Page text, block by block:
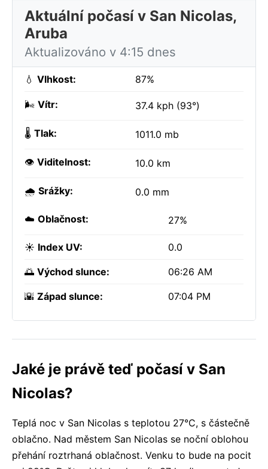
Aktuální počasí v San Nicolas,
Aruba
Aktualizováno v 4:15 dnes
💧 Vlhkost: 87%
🌬️ Vítr: 37.4 kph (93°)
🌡️ Tlak: 1011.0 mb
👁️ Viditelnost: 10.0 km
🌧️ Srážky: 0.0 mm
☁️ Oblačnost: 27%
☀️ Index UV: 0.0
🌅 Východ slunce: 06:26 AM
🌇 Západ slunce: 07:04 PM
Jaké je právě teď počasí v San
Nicolas?
Teplá noc v San Nicolas s teplotou 27°C, s částečně
oblačno. Nad městem San Nicolas se noční oblohou
přehání roztrhaná oblačnost. Venku to bude na pocit